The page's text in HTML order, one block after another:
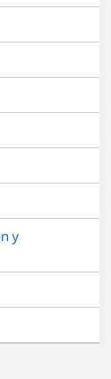
y